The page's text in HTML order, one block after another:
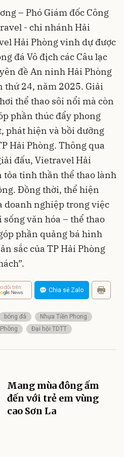
– Phó Giám đốc Công
- chi nhánh Hải
Hải Phòng vinh dự được
đá Vô địch các Câu lạc
đề An ninh Hải Phòng
thứ 24, năm 2025. Giải
thể thao sôi nổi mà còn
phần thúc đẩy phong
phát hiện và bồi dưỡng
Hải Phòng. Thông qua
đấu, Vietravel Hải
tỏa tinh thần thể thao lành
Đồng thời, thể hiện
doanh nghiệp trong việc
văn hóa – thể thao
phần quảng bá hình
sắc của TP Hải Phòng
dõi trên Chia sẻ Zalo
bóng đá
Nhựa Tiền Phong
Đại hội TDTT
Mang mùa đông ấm
đến với trẻ em vùng
cao Sơn La